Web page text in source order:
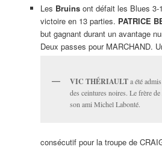
Les Bruinsont défait les Blues 3-
victoire en 13 parties. PATRICE
but gagnant durant un avantage
Deux passes pour MARCHAND.
VIC THÉRIAULTa été
des ceintures noires. Le frère
son ami Michel Labonté.
consécutif pour la troupe de